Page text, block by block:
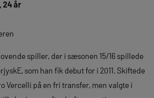
24 år
spiller, der i sæsonen 15/16 spillede
som han fik debut for i 2011. Skiftede
Vercelli på en fri transfer, men valgte i